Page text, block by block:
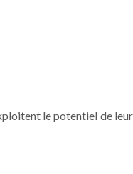
le potentiel de leur